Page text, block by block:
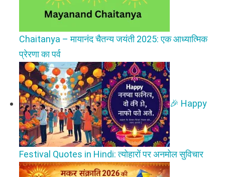
Chaitanya – मायानंद चैतन्य जयंती 2025: एक आध्यात्मिक
प्रेरणा का पर्व
🎉 Happy
Festival Quotes in Hindi: त्योहारों पर अनमोल सुविचार